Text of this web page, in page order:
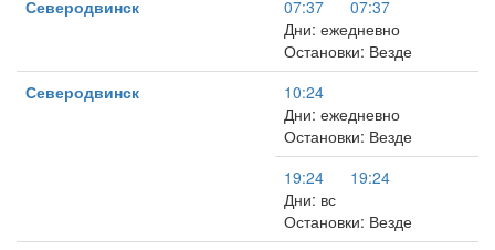
Северодвинск
07:37
07:37
Дни: ежедневно
Остановки: Везде
Северодвинск
10:24
Дни: ежедневно
Остановки: Везде
19:24
19:24
Дни: вс
Остановки: Везде